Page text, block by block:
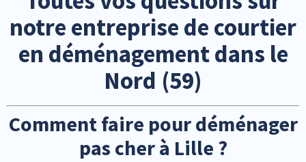
notre entreprise de courtier
en déménagement dans le
Nord (59)
Comment faire pour déménager
pas cher à Lille ?